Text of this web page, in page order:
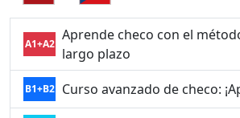
A1+A2
Aprende checo con el
largo plazo
B1+B2 Curso avanzado de checo: